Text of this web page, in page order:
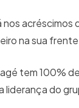
acréscimos
na sua
tem 100%
liderança do